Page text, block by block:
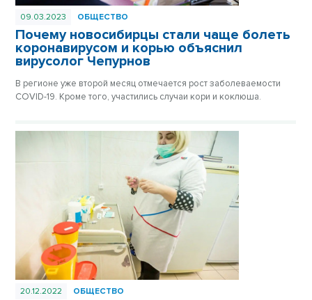
09.03.2023 ОБЩЕСТВО
Почему новосибирцы стали чаще болеть
коронавирусом и корью объяснил
вирусолог Чепурнов
В регионе уже второй месяц отмечается рост заболеваемости
COVID-19. Кроме того, участились случаи кори и коклюша.
20.12.2022 ОБЩЕСТВО